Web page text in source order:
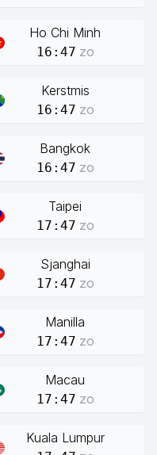
Ho Chi Minh
16:47 zo
Kerstmis
16:47 zo
Bangkok
16:47 zo
Taipei
17:47 zo
Sjanghai
17:47 zo
Manilla
17:47 zo
Macau
17:47 zo
Kuala Lumpur